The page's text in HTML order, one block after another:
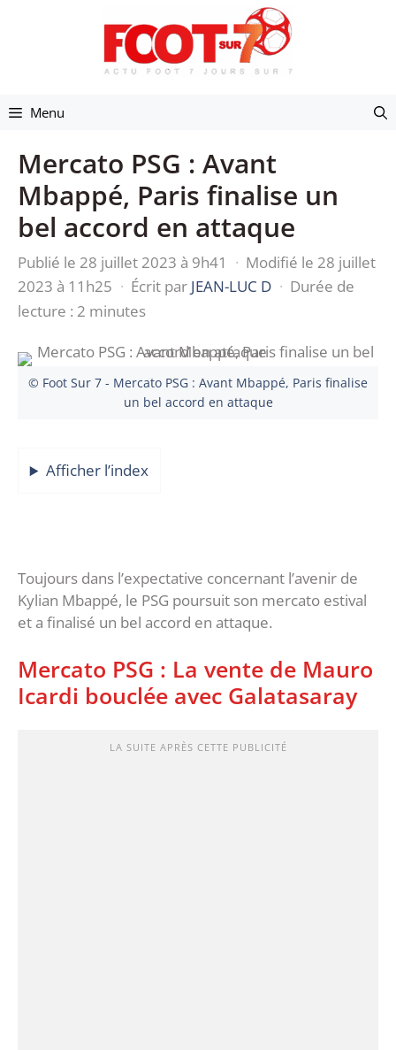
Menu
Mercato PSG : Avant
Mbappé, Paris finalise un
bel accord en attaque
Publié le 28 juillet 2023 à 9h41 · Modifié le 28 juillet
2023 à 11h25 · Écrit par JEAN-LUC D · Durée de
lecture : 2 minutes
© Foot Sur 7 - Mercato PSG : Avant Mbappé, Paris finalise
un bel accord en attaque
Afficher l’index
Toujours dans l’expectative concernant l’avenir de
Kylian Mbappé, le PSG poursuit son mercato estival
et a finalisé un bel accord en attaque.
Mercato PSG : La vente de Mauro
Icardi bouclée avec Galatasaray
LA SUITE APRÈS CETTE PUBLICITÉ